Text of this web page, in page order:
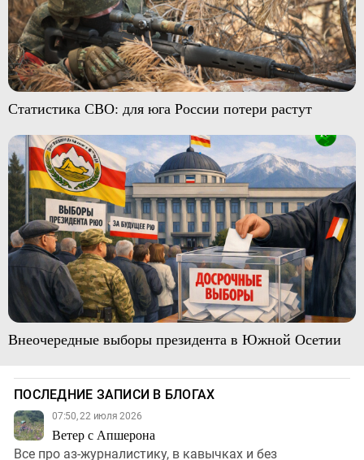
Статистика СВО: для юга России потери растут
Внеочередные выборы президента в Южной Осетии
ПОСЛЕДНИЕ ЗАПИСИ В БЛОГАХ
07:50, 22 июля 2026
Ветер с Апшерона
Все про аз-журналистику, в кавычках и без